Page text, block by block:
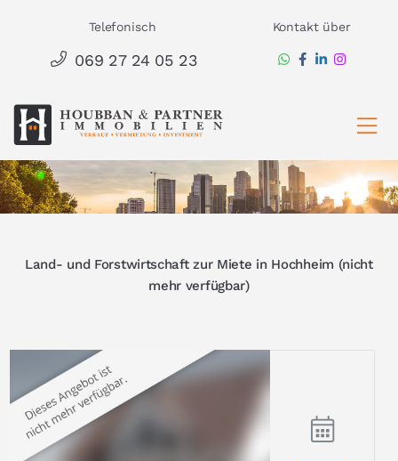
springen
Telefonisch
069 27 24 05 23
Kontakt über
Land- und Forstwirtschaft zur Miete in Hochheim (nicht
mehr verfügbar)